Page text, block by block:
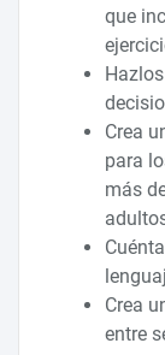
que
Crea
para
más
Crea
entre